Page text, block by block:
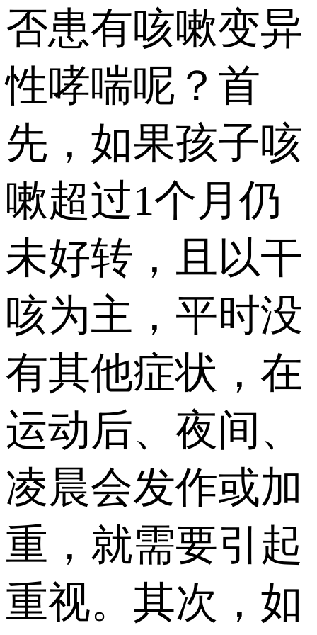
否患有咳嗽变异
性哮喘呢？首
先，如果孩子咳
嗽超过1个月仍
未好转，且以干
咳为主，平时没
有其他症状，在
运动后、夜间、
凌晨会发作或加
重，就需要引起
重视。其次，如